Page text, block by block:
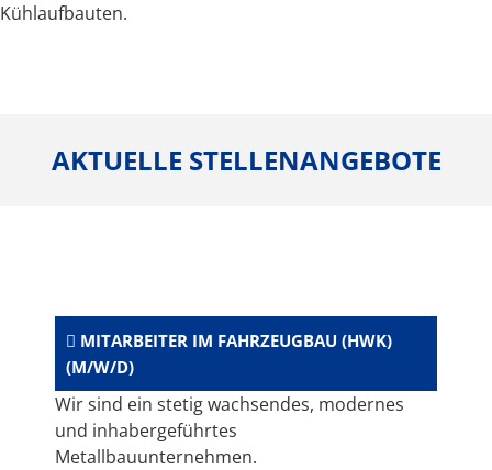
Kühlaufbauten.
AKTUELLE STELLENANGEBOTE
MITARBEITER IM FAHRZEUGBAU (HWK)
(M/W/D)
Wir sind ein stetig wachsendes, modernes
und inhabergeführtes
Metallbauunternehmen.